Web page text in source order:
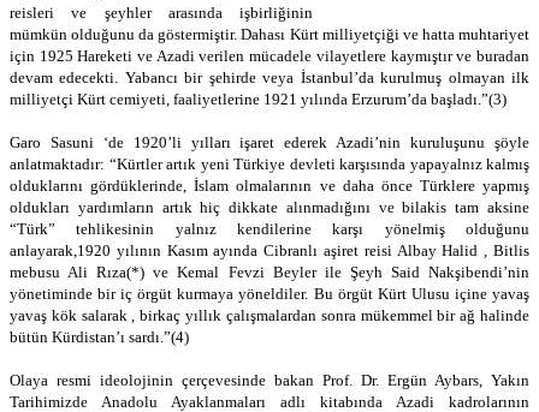
reisleri ve şeyhler arasında işbirliğinin
mümkün olduğunu da göstermiştir. Dahası Kürt milliyetçiği ve hatta muhtariyet
için 1925 Hareketi ve Azadi verilen mücadele vilayetlere kaymıştır ve buradan
devam edecekti. Yabancı bir şehirde veya İstanbul’da kurulmuş olmayan ilk
milliyetçi Kürt cemiyeti, faaliyetlerine 1921 yılında Erzurum’da başladı.”(3)
Garo Sasuni ‘de 1920’li yılları işaret ederek Azadi’nin kuruluşunu şöyle
anlatmaktadır: “Kürtler artık yeni Türkiye devleti karşısında yapayalnız kalmış
olduklarını gördüklerinde, İslam olmalarının ve daha önce Türklere yapmış
oldukları yardımların artık hiç dikkate alınmadığını ve bilakis tam aksine
“Türk” tehlikesinin yalnız kendilerine karşı yönelmiş olduğunu
anlayarak,1920 yılının Kasım ayında Cibranlı aşiret reisi Albay Halid , Bitlis
mebusu Ali Rıza(*) ve Kemal Fevzi Beyler ile Şeyh Said Nakşibendi’nin
yönetiminde bir iç örgüt kurmaya yöneldiler. Bu örgüt Kürt Ulusu içine yavaş
yavaş kök salarak , birkaç yıllık çalışmalardan sonra mükemmel bir ağ halinde
bütün Kürdistan’ı sardı.”(4)
Olaya resmi ideolojinin çerçevesinde bakan Prof. Dr. Ergün Aybars, Yakın
Tarihimizde Anadolu Ayaklanmaları adlı kitabında Azadi kadrolarının